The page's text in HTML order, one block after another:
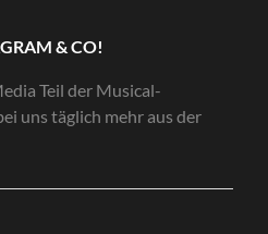
& CO!
Teil der Musical-
uns täglich mehr aus der